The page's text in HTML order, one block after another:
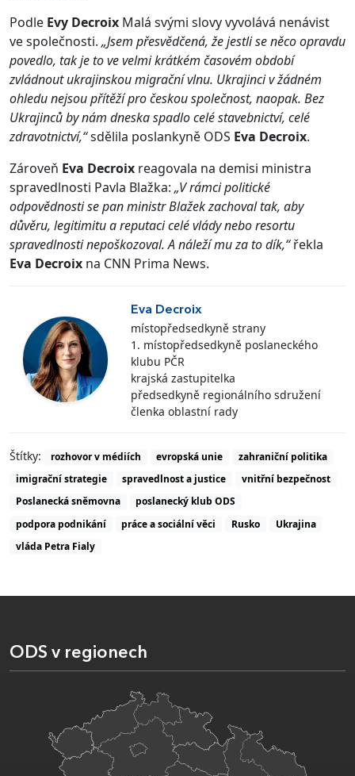
Podle Evy Decroix Malá svými slovy vyvolává nenávist
ve společnosti. „Jsem přesvědčená, že jestli se něco opravdu
povedlo, tak je to ve velmi krátkém časovém období
zvládnout ukrajinskou migrační vlnu. Ukrajinci v žádném
ohledu nejsou přítěží pro českou společnost, naopak. Bez
Ukrajinců by nám dneska spadlo celé stavebnictví, celé
zdravotnictví,“sdělila poslankyně ODS Eva Decroix.
Zároveň Eva Decroix reagovala na demisi ministra
spravedlnosti Pavla Blažka: „V rámci politické
odpovědnosti se pan ministr Blažek zachoval tak, aby
důvěru, legitimitu a reputaci celé vlády nebo resortu
spravedlnosti nepoškozoval. A náleží mu za to dík,“řekla
Eva Decroix na CNN Prima News.
Eva Decroix
místopředsedkyně strany
1. místopředsedkyně poslaneckého
klubu PČR
krajská zastupitelka
předsedkyně regionálního sdružení
členka oblastní rady
Štítky: rozhovor v médiích evropská unie
zahraniční politika
imigrační strategie
spravedlnost a justice
vnitřní bezpečnost
Poslanecká sněmovna
poslanecký klub ODS
podpora podnikání
práce a sociální věci Rusko
Ukrajina
vláda Petra Fialy
ODS v regionech